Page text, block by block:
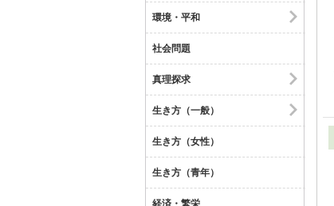
環境・平和
社会問題
真理探求
生き方（一般）
生き方（女性）
生き方（青年）
経済・繁栄